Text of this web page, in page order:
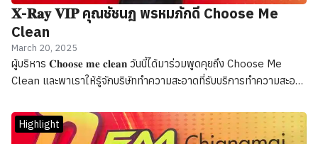
𝐗-𝐑𝐚𝐲 𝐕𝐈𝐏 คุณชัชนฎ พรหมภักดี Choose Me
Clean
March 20, 2025
ผู้บริหาร 𝐂𝐡𝐨𝐨𝐬𝐞 𝐦𝐞 𝐜𝐥𝐞𝐚𝐧 วันนี้ได้มาร่วมพูดคุยถึง Choose Me
Clean และพาเราให้รู้จักบริษัททำความสะอาดที่รับบริการทำความสะอาด
ด้วยทีมงานมืออาชีพที่มีประสบการณ์
Highlight